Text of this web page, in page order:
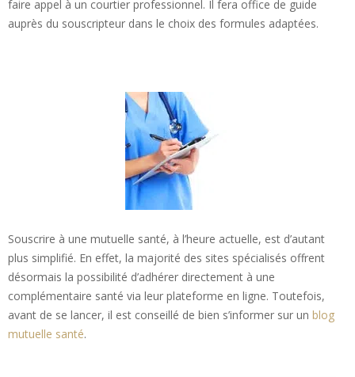
faire appel à un courtier professionnel. Il fera office de guide
auprès du souscripteur dans le choix des formules adaptées.
Souscrire à une mutuelle santé, à l’heure actuelle, est d’autant
plus simplifié. En effet, la majorité des sites spécialisés offrent
désormais la possibilité d’adhérer directement à une
complémentaire santé via leur plateforme en ligne. Toutefois,
avant de se lancer, il est conseillé de bien s’informer sur un blog
mutuelle santé.